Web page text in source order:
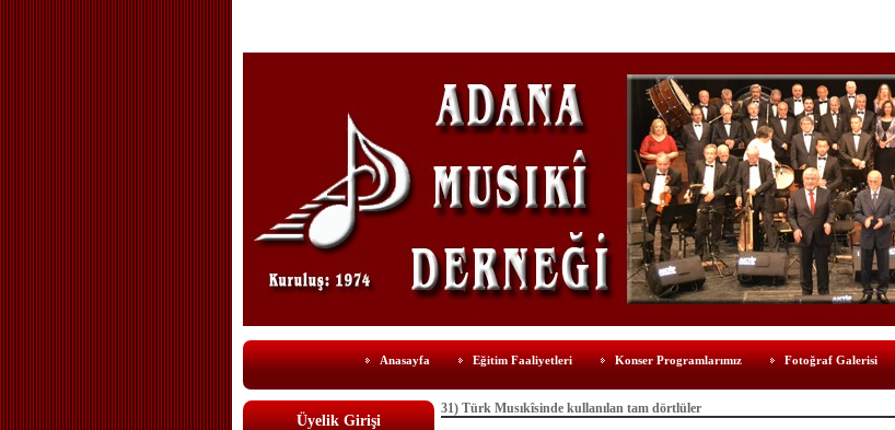
Anasayfa Eğitim Faaliyetleri Konser Programlarımız Fotoğraf Galerisi
Üyelik Girişi
31) Türk Musıkîsinde kullanılan tam dörtlüler